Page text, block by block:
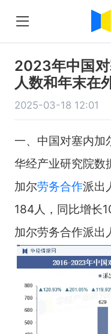
2023年中国
人数和年末在
2025-03-18 12:01
一、中国对塞内加
华经产业研究院
加尔劳务合作派出
184人，同比增长
加尔劳务合作派出